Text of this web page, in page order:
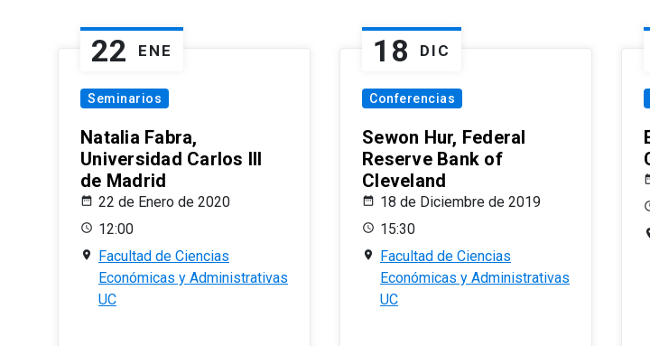
22 ENE
Seminarios
Natalia Fabra,
Universidad Carlos III
de Madrid
22 de Enero de 2020
12:00
Facultad de Ciencias
Económicas y Administrativas
UC
18 DIC
Conferencias
Sewon Hur, Federal
Reserve Bank of
Cleveland
18 de Diciembre de 2019
15:30
Facultad de Ciencias
Económicas y Administrativas
UC